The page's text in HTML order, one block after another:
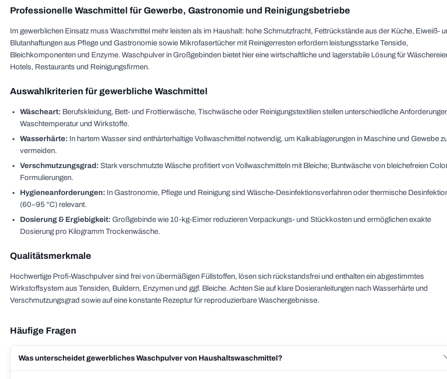
Professionelle Waschmittel für Gewerbe, Gastronomie und Reinigungsbetriebe
Im gewerblichen Einsatz muss Waschmittel mehr leisten als im Haushalt: hohe Schmutzfracht, Fettrückstände aus der Küche, Eiweiß-
Blutanhaftungen aus Pflege und Gastronomie sowie Mikrofasertücher mit Reinigerresten erfordern leistungsstarke Tenside,
Bleichkomponenten und Enzyme. Waschpulver in Großgebinden bietet hier eine wirtschaftliche und lagerstabile Lösung für
Hotels, Restaurants und Reinigungsfirmen.
Auswahlkriterien für gewerbliche Waschmittel
Wäscheart: Berufskleidung, Bett- und Frottierwäsche, Tischwäsche oder Reinigungstextilien stellen unterschiedliche
Waschtemperatur und Wirkstoffe.
Wasserhärte: In hartem Wasser sind enthärterhaltige Vollwaschmittel notwendig, um Kalkablagerungen in Maschine und Gewebe
vermeiden.
Verschmutzungsgrad: Stark verschmutzte Wäsche profitiert von Vollwaschmitteln mit Bleiche; Buntwäsche von bleichefreien
Formulierungen.
Hygieneanforderungen: In Gastronomie, Pflege und Reinigung sind Wäsche-Desinfektionsverfahren oder thermische
(60–95 °C) relevant.
Dosierung & Ergiebigkeit: Großgebinde wie 10-kg-Eimer reduzieren Verpackungs- und Stückkosten und ermöglichen exakte
Dosierung pro Kilogramm Trockenwäsche.
Qualitätsmerkmale
Hochwertige Profi-Waschpulver sind frei von übermäßigen Füllstoffen, lösen sich rückstandsfrei und enthalten ein abgestimmtes
Wirkstoffsystem aus Tensiden, Buildern, Enzymen und ggf. Bleiche. Achten Sie auf klare Dosieranleitungen nach Wasserhärte und
Verschmutzungsgrad sowie auf eine konstante Rezeptur für reproduzierbare Waschergebnisse.
Häufige Fragen
Was unterscheidet gewerbliches Waschpulver von Haushaltswaschmittel?